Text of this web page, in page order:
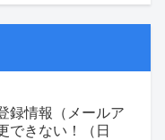
録情報（メールア
できない！（日